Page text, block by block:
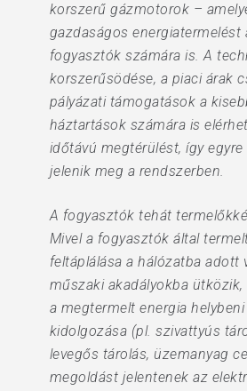
korszerű gázmotorok –
gazdaságos energiatermelést
fogyasztók számára is. A
korszerűsödése, a piaci árak
pályázati támogatások a
háztartások számára is
időtávú megtérülést, így
jelenik meg a rendszerben.
A fogyasztók tehát
Mivel a fogyasztók által
feltáplálása a hálózatba adott
műszaki akadályokba
a megtermelt energia
kidolgozása (pl. szivattyús
levegős tárolás, üzemanyag
megoldást jelentenek az